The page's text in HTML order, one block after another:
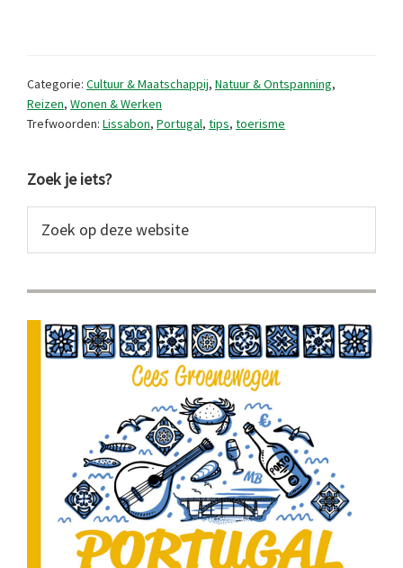
Categorie: Cultuur & Maatschappij, Natuur & Ontspanning,
Reizen, Wonen & Werken
Trefwoorden: Lissabon, Portugal, tips, toerisme
Primaire
Sidebar
Zoek je iets?
op
website